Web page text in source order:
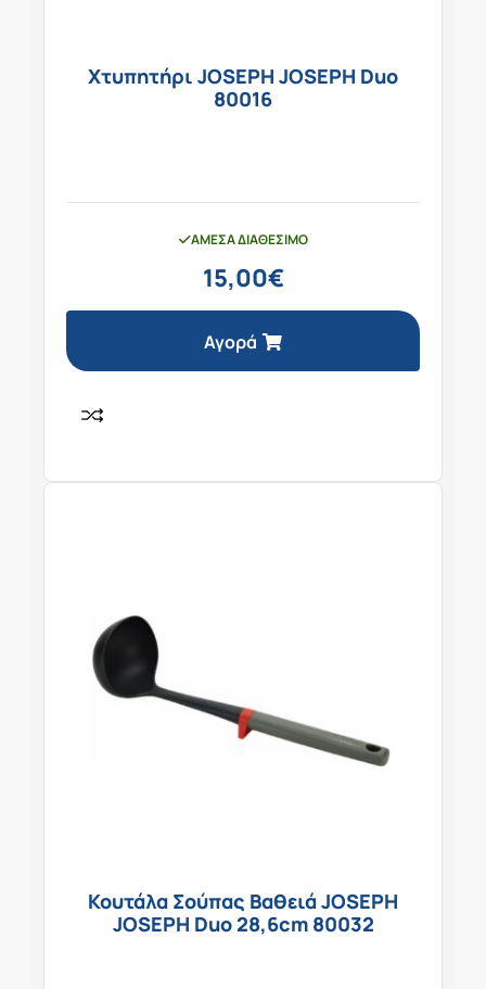
Χτυπητήρι JOSEPH JOSEPH Duo
80016
ΆΜΕΣΑ ΔΙΑΘΈΣΙΜΟ
15,00€
Αγορά
Κουτάλα Σούπας Βαθειά JOSEPH
JOSEPH Duo 28,6cm 80032